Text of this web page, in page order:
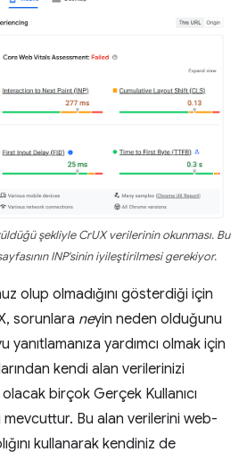
şekliyle CrUX verilerinin okunması. Bu
INP'sinin iyileştirilmesi gerekiyor.
olup olmadığını gösterdiği için
sorunlara neyin neden olduğunu
yardımcı olmak için
kendi alan verilerinizi
olacak birçok Gerçek Kullanıcı
mevcuttur. Bu alan verilerini web-
kullanarak kendiniz de